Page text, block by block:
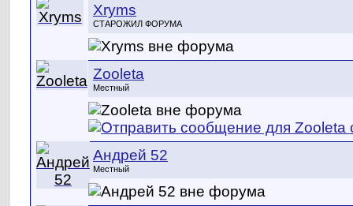
Xryms
СТАРОЖИЛ ФОРУМА
Zooleta
Местный
Андрей 52
Местный